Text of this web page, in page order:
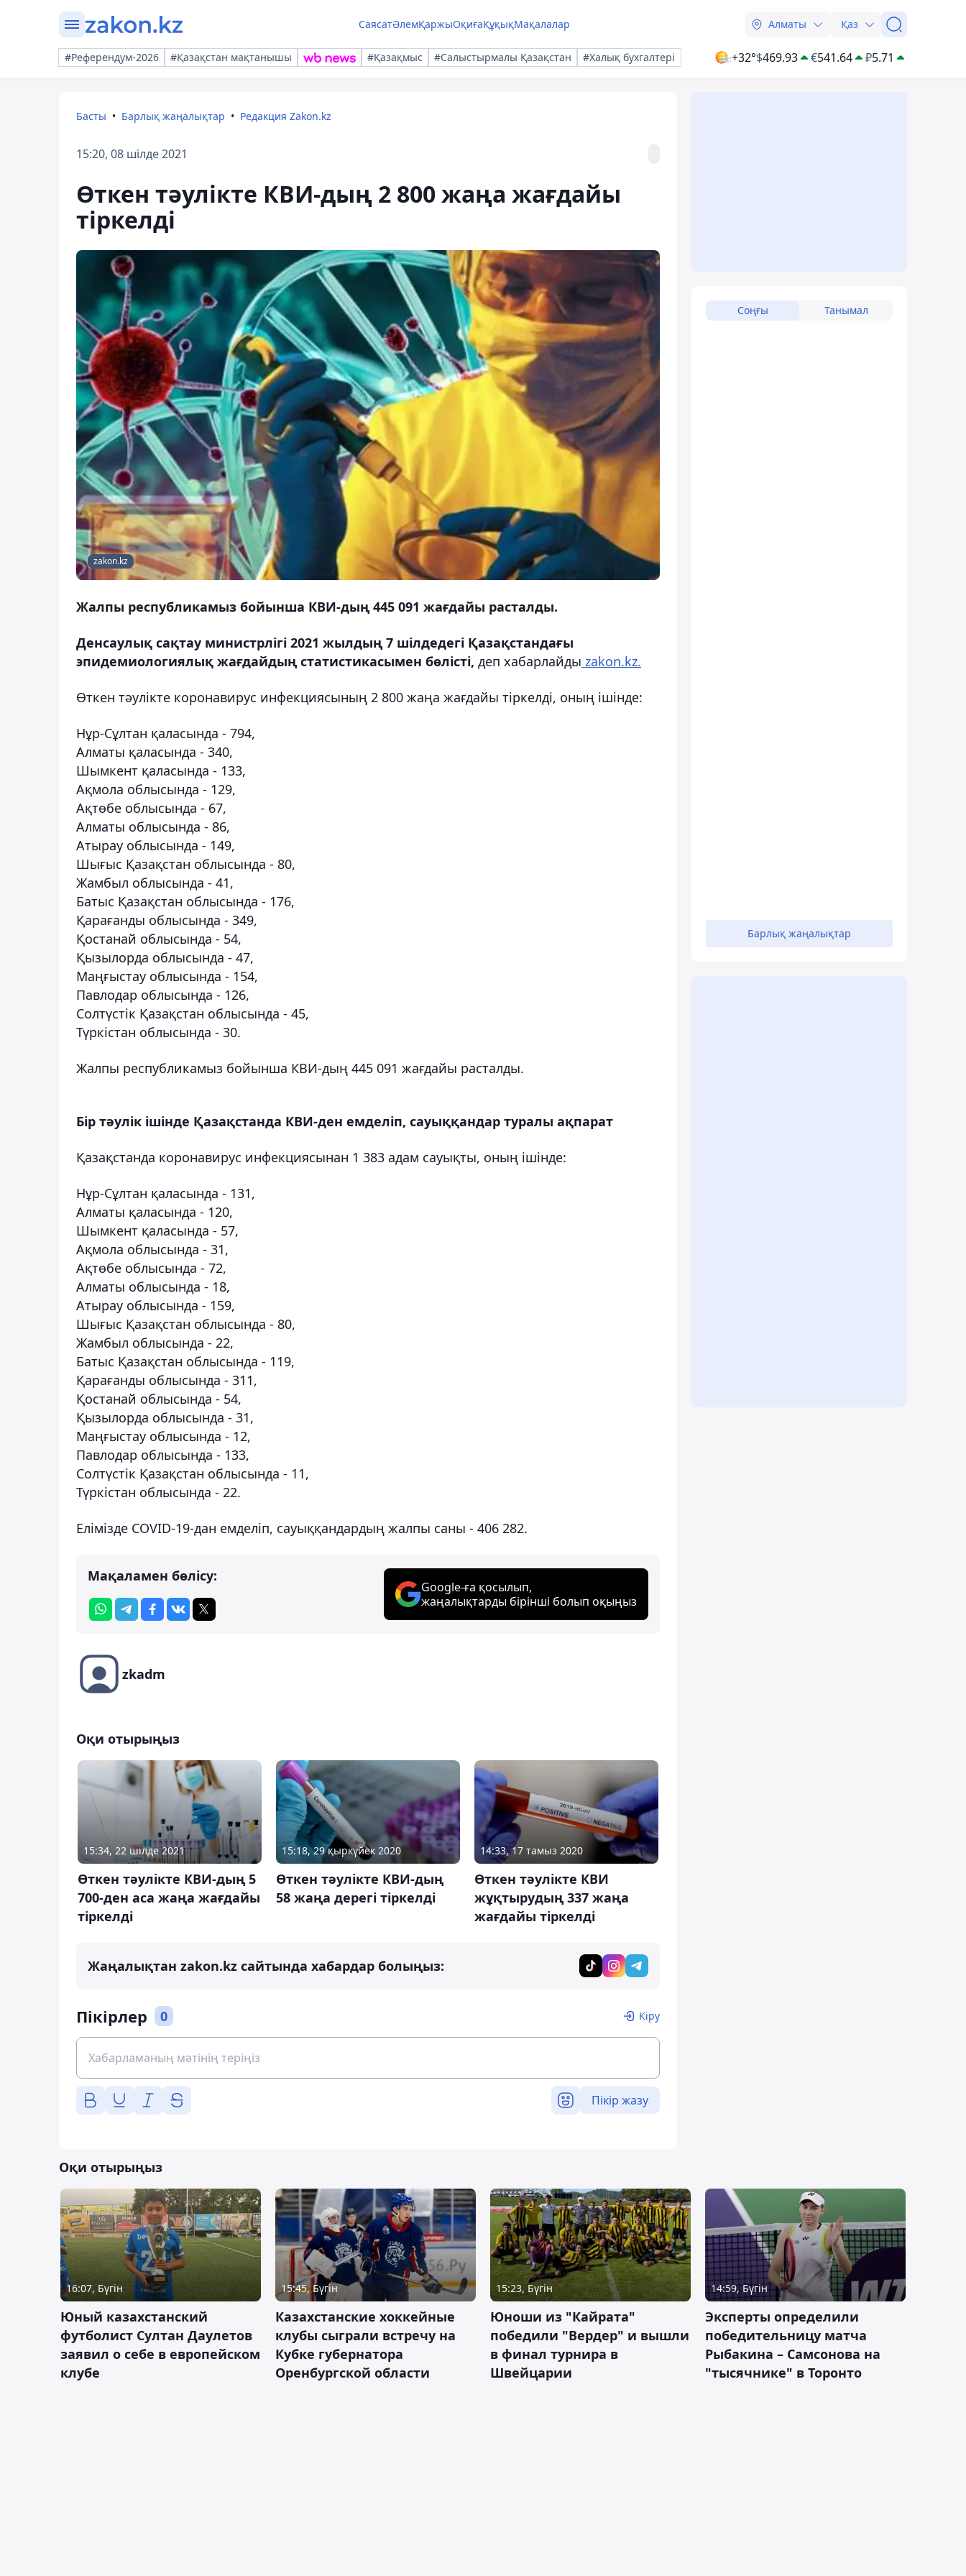
СаясатӘлемҚаржыОқиғаҚұқықМақалалар Алматы Қаз
#Референдум-2026 #Қазақстан мақтанышы #Қазақмыс #Салыстырмалы Қазақстан #Халық бухгалтері +32°$469.93 €541.64 ₽5.71
Басты Барлық жаңалықтар Редакция Zakon.kz
15:20, 08 шілде 2021
Өткен тәулікте КВИ-дың 2 800 жаңа жағдайы
тіркелді
zakon.kz
Жалпы республикамыз бойынша КВИ-дың 445 091 жағдайы расталды.
Денсаулық сақтау министрлігі 2021 жылдың 7 шілдедегі Қазақстандағы
эпидемиологиялық жағдайдың статистикасымен бөлісті, деп хабарлайды zakon.kz.
Өткен тәулікте коронавирус инфекциясының 2 800 жаңа жағдайы тіркелді, оның ішінде: ⠀
Нұр-Сұлтан қаласында - 794,
Алматы қаласында - 340,
Шымкент қаласында - 133,
Ақмола облысында - 129,
Ақтөбе облысында - 67,
Алматы облысында - 86,
Атырау облысында - 149,
Шығыс Қазақстан облысында - 80,
Жамбыл облысында - 41,
Батыс Қазақстан облысында - 176,
Қарағанды ​​облысында - 349,
Қостанай облысында - 54,
Қызылорда облысында - 47,
Маңғыстау облысында - 154,
Павлодар облысында - 126,
Солтүстік Қазақстан облысында - 45,
Түркістан облысында - 30.
Жалпы республикамыз бойынша КВИ-дың 445 091 жағдайы расталды.
Бір тәулік ішінде Қазақстанда КВИ-ден емделіп, сауыққандар туралы ақпарат
Қазақстанда коронавирус инфекциясынан 1 383 адам сауықты, оның ішінде:
Нұр-Сұлтан қаласында - 131,
Алматы қаласында - 120,
Шымкент қаласында - 57,
Ақмола облысында - 31,
Ақтөбе облысында - 72,
Алматы облысында - 18,
Атырау облысында - 159,
Шығыс Қазақстан облысында - 80,
Жамбыл облысында - 22,
Батыс Қазақстан облысында - 119,
Қарағанды ​​облысында - 311,
Қостанай облысында - 54,
Қызылорда облысында - 31,
Маңғыстау облысында - 12,
Павлодар облысында - 133,
Солтүстік Қазақстан облысында - 11,
Түркістан облысында - 22.
Елімізде COVID-19-дан емделіп, сауыққандардың жалпы саны - 406 282.
Мақаламен бөлісу:
Google-ға қосылып,
жаңалықтарды бірінші болып оқыңыз
zkadm
Оқи отырыңыз
15:34, 22 шілде 2021
Өткен тәулікте КВИ-дың 5
700-ден аса жаңа жағдайы
тіркелді
15:18, 29 қыркүйек 2020
Өткен тәулікте КВИ-дың
58 жаңа дерегі тіркелді
14:33, 17 тамыз 2020
Өткен тәулікте КВИ
жұқтырудың 337 жаңа
жағдайы тіркелді
Жаңалықтан zakon.kz сайтында хабардар болыңыз:
Пікірлер 0 Кіру
Пікір жазу
Соңғы Танымал
Барлық жаңалықтар
Оқи отырыңыз
16:07, Бүгін
Юный казахстанский
футболист Султан Даулетов
заявил о себе в европейском
клубе
15:45, Бүгін
Казахстанские хоккейные
клубы сыграли встречу на
Кубке губернатора
Оренбургской области
15:23, Бүгін
Юноши из "Кайрата"
победили "Вердер" и вышли
в финал турнира в
Швейцарии
14:59, Бүгін
Эксперты определили
победительницу матча
Рыбакина – Самсонова на
"тысячнике" в Торонто